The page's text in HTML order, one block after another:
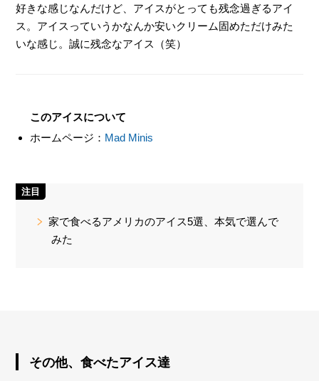
好きな感じなんだけど、アイスがとっても残念過ぎるアイ
ス。アイスっていうかなんか安いクリーム固めただけみた
いな感じ。誠に残念なアイス（笑）
このアイスについて
ホームページ： Mad Minis
注目
家で食べるアメリカのアイス5選、本気で選んで
みた
その他、食べたアイス達